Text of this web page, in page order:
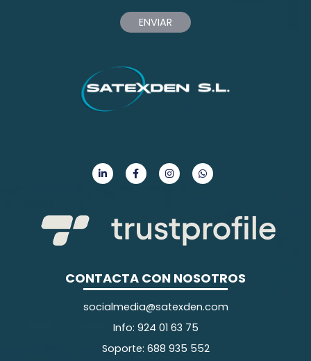
ENVIAR
CONTACTA CON NOSOTROS
socialmedia@satexden.com
Info: 924 01 63 75
Soporte: 688 935 552